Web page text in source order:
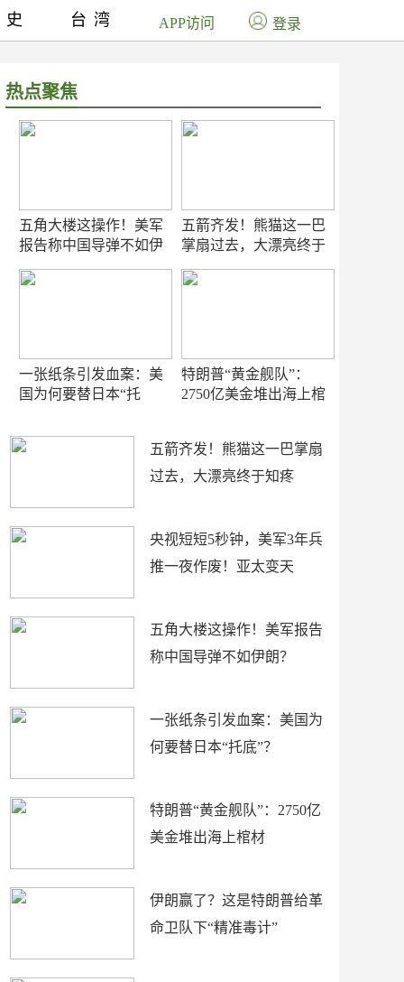
热点聚焦
五角大楼这操作！美军
报告称中国导弹不如伊
五箭齐发！熊猫这一巴
掌扇过去，大漂亮终于
一张纸条引发血案：美
国为何要替日本“托
特朗普“黄金舰队”：
2750亿美金堆出海上棺
五箭齐发！熊猫这一巴掌扇
过去，大漂亮终于知疼
央视短短5秒钟，美军3年兵
推一夜作废！亚太变天
五角大楼这操作！美军报告
称中国导弹不如伊朗？
一张纸条引发血案：美国为
何要替日本“托底”？
特朗普“黄金舰队”：2750亿
美金堆出海上棺材
伊朗赢了？这是特朗普给革
命卫队下“精准毒计”
台湾 APP访问 登录